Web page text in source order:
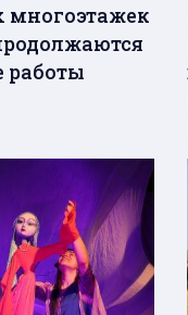
многоэтажек
работы